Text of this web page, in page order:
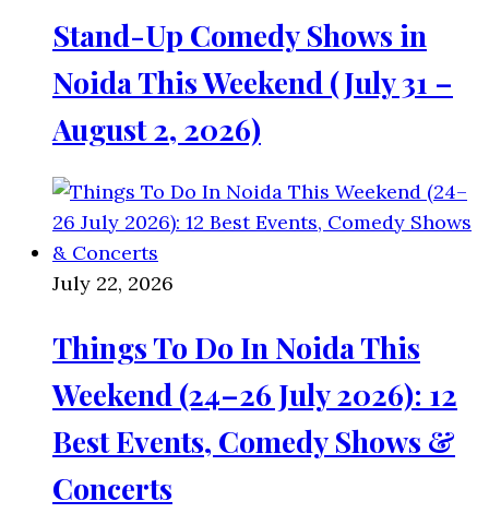
Stand-Up Comedy Shows in
Noida This Weekend (July 31 –
August 2, 2026)
July 22, 2026
Things To Do In Noida This
Weekend (24–26 July 2026): 12
Best Events, Comedy Shows &
Concerts